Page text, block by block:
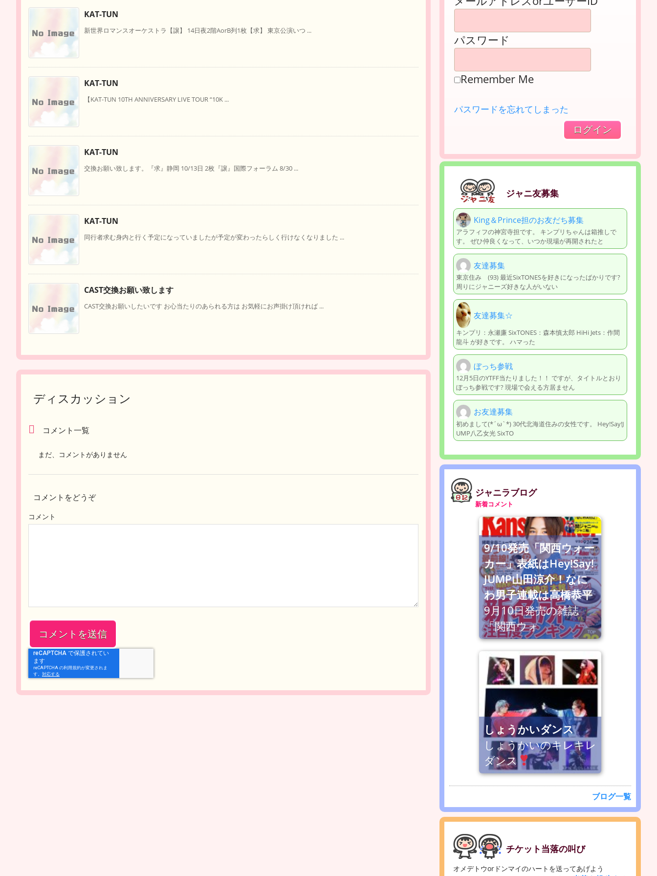
KAT-TUN
新世界ロマンスオーケストラ【譲】 14日夜2階AorB列1枚【求】 東京公演いつ ...
KAT-TUN
【KAT-TUN 10TH ANNIVERSARY LIVE TOUR “10K ...
KAT-TUN
交換お願い致します。『求』静岡 10/13日 2枚『譲』国際フォーラム 8/30 ...
KAT-TUN
同行者求む身内と行く予定になっていましたが予定が変わったらしく行けなくなりました ...
CAST交換お願い致します
CAST交換お願いしたいです お心当たりのあられる方は お気軽にお声掛け頂ければ ...
ディスカッション
コメント一覧
まだ、コメントがありません
コメントをどうぞ
コメント
パスワード
Remember Me
パスワードを忘れてしまった
ジャニ友募集
King＆Prince担のお友だち募集
アラフィフの神宮寺担です。 キンプリちゃんは箱推しで
す。 ぜひ仲良くなって、いつか現場が再開されたと
友達募集
東京住み (93) 最近SixTONESを好きになったばかりです?
周りにジャニーズ好きな人がいない
友達募集☆
キンプリ：永瀬廉 SixTONES：森本慎太郎 HiHi Jets：作間
龍斗 が好きです。 ハマった
ぼっち参戦
12月5日のYTFF当たりました！！ ですが、タイトルとおり
ぼっち参戦です? 現場で会える方居ません
お友達募集
初めまして(*´ω`*) 30代北海道住みの女性です。 Hey!Say!J
UMP八乙女光 SixTO
ジャニラブログ
新着コメント
9/10発売「関西ウォー
カー」表紙はHey!Say!
JUMP山田涼介！なに
わ男子連載は高橋恭平
9月10日発売の雑誌
「関西ウォ
しょうかいダンス
しょうかいのキレキレ
ダンス
ブログ一覧
チケット当落の叫び
オメデトウorドンマイのハートを送ってあげよう